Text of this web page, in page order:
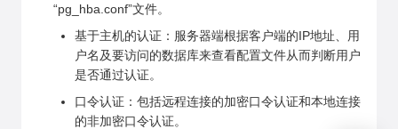
“pg_hba.conf”文件。
基于主机的认证：服务器端根据客户端的IP地址、用
户名及要访问的数据库来查看配置文件从而判断用户
是否通过认证。
口令认证：包括远程连接的加密口令认证和本地连接
的非加密口令认证。